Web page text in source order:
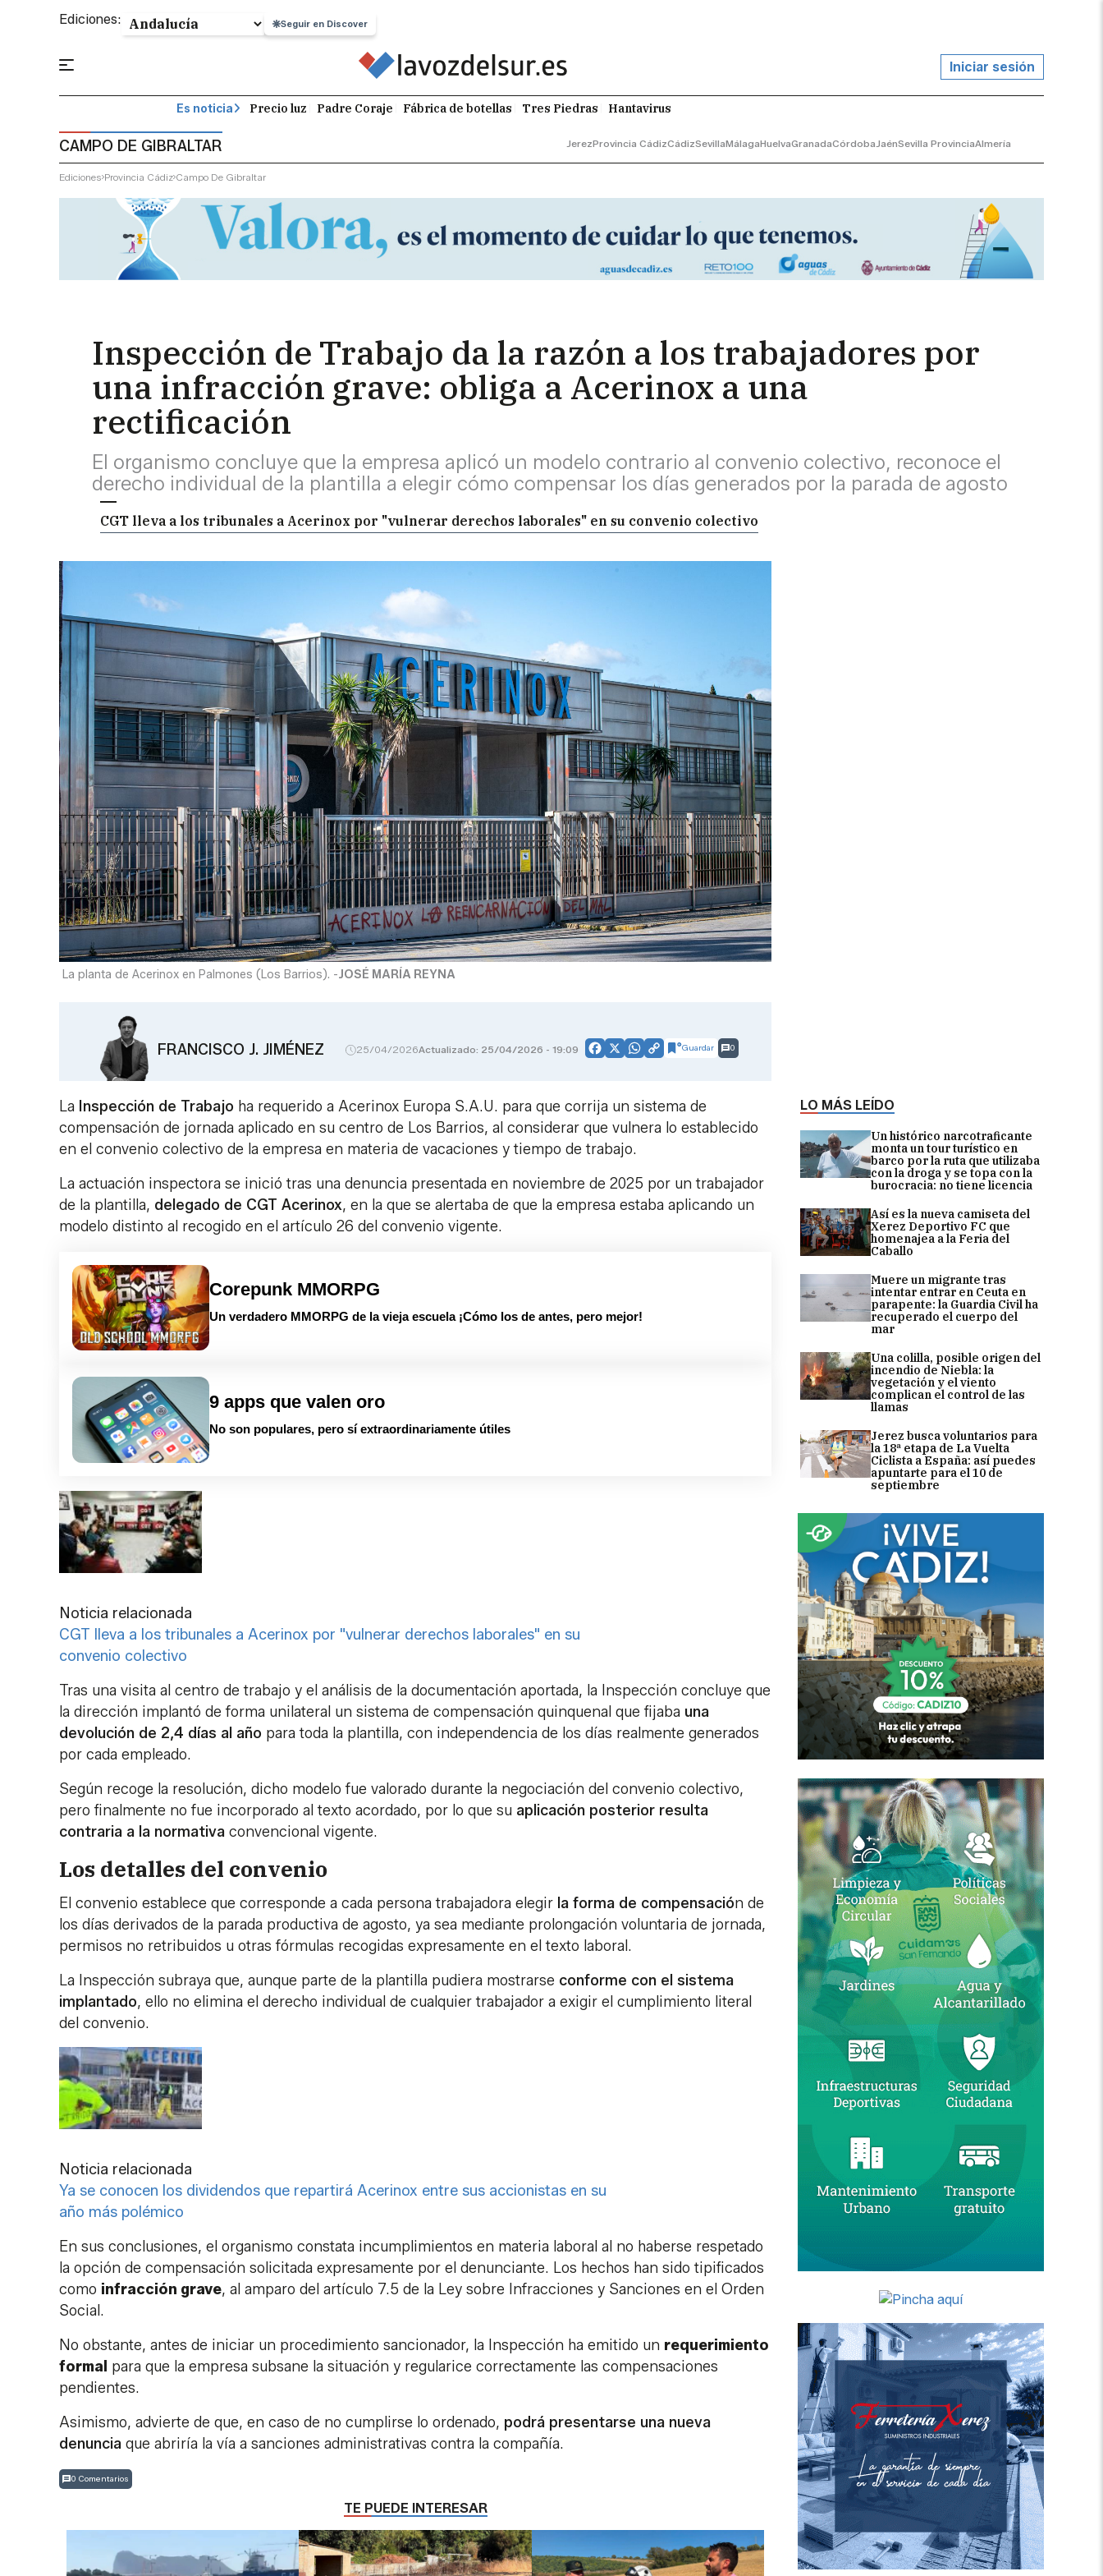
Ediciones: Seguir en Discover
Iniciar sesión
Es noticia Precio luz Padre Coraje Fábrica de botellas Tres Piedras Hantavirus
CAMPO DE GIBRALTAR JerezProvincia CádizCádizSevillaMálagaHuelvaGranadaCórdobaJaénSevilla ProvinciaAlmería
Ediciones Provincia Cádiz Campo De Gibraltar
Inspección de Trabajo da la razón a los trabajadores por
una infracción grave: obliga a Acerinox a una
rectificación
El organismo concluye que la empresa aplicó un modelo contrario al convenio colectivo, reconoce el
derecho individual de la plantilla a elegir cómo compensar los días generados por la parada de agosto
CGT lleva a los tribunales a Acerinox por "vulnerar derechos laborales" en su convenio colectivo
LO MÁS LEÍDO
Un histórico narcotraficante
monta un tour turístico en
barco por la ruta que utilizaba
con la droga y se topa con la
burocracia: no tiene licencia
Así es la nueva camiseta del
Xerez Deportivo FC que
homenajea a la Feria del
Caballo
Muere un migrante tras
intentar entrar en Ceuta en
parapente: la Guardia Civil ha
recuperado el cuerpo del
mar
Una colilla, posible origen del
incendio de Niebla: la
vegetación y el viento
complican el control de las
llamas
Jerez busca voluntarios para
la 18ª etapa de La Vuelta
Ciclista a España: así puedes
apuntarte para el 10 de
septiembre
La planta de Acerinox en Palmones (Los Barrios). -JOSÉ MARÍA REYNA
FRANCISCO J. JIMÉNEZ 25/04/2026Actualizado: 25/04/2026 - 19:09 Facebook
X WhatsApp
CopyGuardar 0
La Inspección de Trabajo ha requerido a Acerinox Europa S.A.U. para que corrija un sistema de
compensación de jornada aplicado en su centro de Los Barrios, al considerar que vulnera lo establecido
en el convenio colectivo de la empresa en materia de vacaciones y tiempo de trabajo.
La actuación inspectora se inició tras una denuncia presentada en noviembre de 2025 por un trabajador
de la plantilla, delegado de CGT Acerinox, en la que se alertaba de que la empresa estaba aplicando un
modelo distinto al recogido en el artículo 26 del convenio vigente.
Corepunk MMORPG
Un verdadero MMORPG de la vieja escuela ¡Cómo los de antes, pero mejor!
9 apps que valen oro
No son populares, pero sí extraordinariamente útiles
Noticia relacionada
CGT lleva a los tribunales a Acerinox por "vulnerar derechos laborales" en su
convenio colectivo
Tras una visita al centro de trabajo y el análisis de la documentación aportada, la Inspección concluye que
la dirección implantó de forma unilateral un sistema de compensación quinquenal que fijaba una
devolución de 2,4 días al año para toda la plantilla, con independencia de los días realmente generados
por cada empleado.
Según recoge la resolución, dicho modelo fue valorado durante la negociación del convenio colectivo,
pero finalmente no fue incorporado al texto acordado, por lo que su aplicación posterior resulta
contraria a la normativa convencional vigente.
Los detalles del convenio
El convenio establece que corresponde a cada persona trabajadora elegir la forma de compensación de
los días derivados de la parada productiva de agosto, ya sea mediante prolongación voluntaria de jornada,
permisos no retribuidos u otras fórmulas recogidas expresamente en el texto laboral.
La Inspección subraya que, aunque parte de la plantilla pudiera mostrarse conforme con el sistema
implantado, ello no elimina el derecho individual de cualquier trabajador a exigir el cumplimiento literal
del convenio.
Noticia relacionada
Ya se conocen los dividendos que repartirá Acerinox entre sus accionistas en su
año más polémico
En sus conclusiones, el organismo constata incumplimientos en materia laboral al no haberse respetado
la opción de compensación solicitada expresamente por el denunciante. Los hechos han sido tipificados
como infracción grave, al amparo del artículo 7.5 de la Ley sobre Infracciones y Sanciones en el Orden
Social.
No obstante, antes de iniciar un procedimiento sancionador, la Inspección ha emitido un requerimiento
formal para que la empresa subsane la situación y regularice correctamente las compensaciones
pendientes.
Asimismo, advierte de que, en caso de no cumplirse lo ordenado, podrá presentarse una nueva
denuncia que abriría la vía a sanciones administrativas contra la compañía.
0 Comentarios
TE PUEDE INTERESAR